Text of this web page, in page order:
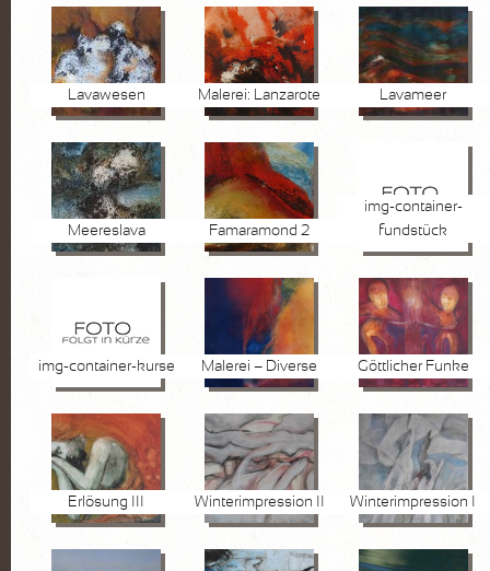
Hommage an Bloßfeldt
Aktzeichnungen
FOTOGRAFIE
Pflanzen
Wasser
Stein
KURSE
AKTUELLES
Kurse
Marktplatz
VITA
KONTAKT
Lavawesen Malerei: Lanzarote Lavameer
Meereslava Famaramond 2
img-container-
fundstück
img-container-kurse Malerei – Diverse Göttlicher Funke
Erlösung III Winterimpression II Winterimpression I